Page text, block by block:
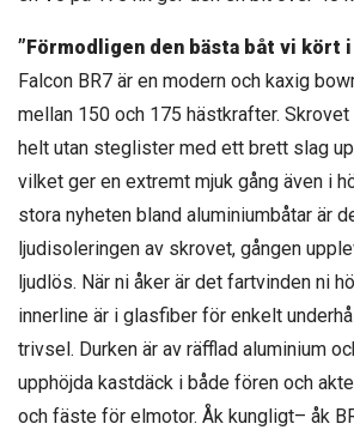
”Förmodligen den bästa båt vi kört i
Falcon BR7 är en modern och kaxig
mellan 150 och 175 hästkrafter. Skrovet
helt utan steglister med ett brett slag
vilket ger en extremt mjuk gång även i
stora nyheten bland aluminiumbåtar är
ljudisoleringen av skrovet, gången
ljudlös. När ni åker är det fartvinden ni
innerline är i glasfiber för enkelt
trivsel. Durken är av räfflad aluminium
upphöjda kastdäck i både fören och
och fäste för elmotor. Åk kungligt– åk